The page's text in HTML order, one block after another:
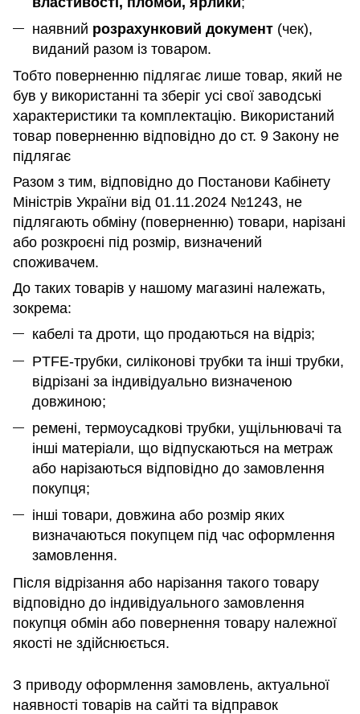
наявний розрахунковий документ (чек),
виданий разом із товаром.
Тобто поверненню підлягає лише товар, який не
був у використанні та зберіг усі свої заводські
характеристики та комплектацію. Використаний
товар поверненню відповідно до ст. 9 Закону не
підлягає
Разом з тим, відповідно до Постанови Кабінету
Міністрів України від 01.11.2024 №1243, не
підлягають обміну (поверненню) товари, нарізані
або розкроєні під розмір, визначений
споживачем.
До таких товарів у нашому магазині належать,
зокрема:
кабелі та дроти, що продаються на відріз;
PTFE-трубки, силіконові трубки та інші трубки,
відрізані за індивідуально визначеною
довжиною;
ремені, термоусадкові трубки, ущільнювачі та
інші матеріали, що відпускаються на метраж
або нарізаються відповідно до замовлення
покупця;
інші товари, довжина або розмір яких
визначаються покупцем під час оформлення
замовлення.
Після відрізання або нарізання такого товару
відповідно до індивідуального замовлення
покупця обмін або повернення товару належної
якості не здійснюється.
З приводу оформлення замовлень, актуальної
наявності товарів на сайті та відправок